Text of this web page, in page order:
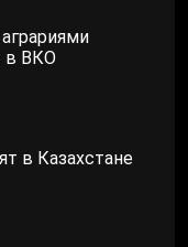
в ВКО
в Казахстане